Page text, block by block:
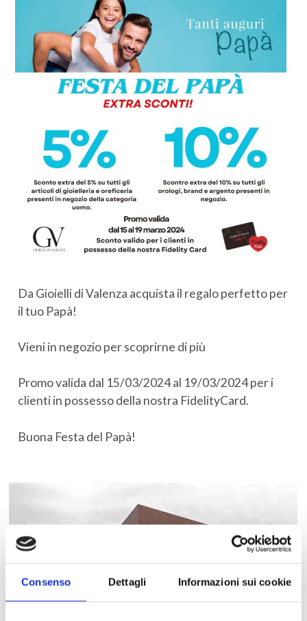
Consenso Dettagli Informazioni sui cookie
Da Gioielli di Valenza acquista il regalo perfetto per
il tuo Papà!
Vieni in negozio per scoprirne di più
Promo valida dal 15/03/2024 al 19/03/2024 per i
clienti in possesso della nostra FidelityCard.
Buona Festa del Papà!